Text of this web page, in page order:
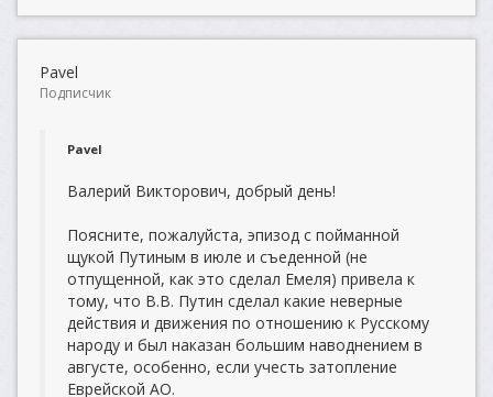
Pavel
Подписчик
Pavel
Валерий Викторович, добрый день!
Поясните, пожалуйста, эпизод с пойманной
щукой Путиным в июле и съеденной (не
отпущенной, как это сделал Емеля) привела к
тому, что В.В. Путин сделал какие неверные
действия и движения по отношению к Русскому
народу и был наказан большим наводнением в
августе, особенно, если учесть затопление
Еврейской АО.